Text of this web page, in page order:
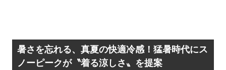
暑さを忘れる、真夏の快適冷感！猛暑時代にス
ノーピークが〝着る涼しさ〟を提案